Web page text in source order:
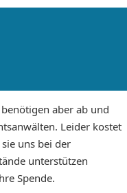
aber ab und
Leider kostet
uns bei der
unterstützen
Spende.